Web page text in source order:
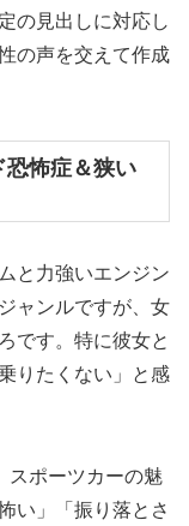
の見出しに対応し
の声を交えて作成
恐怖症＆狭い
と力強いエンジン
ャンルですが、女
です。特に彼女と
りたくない」と感
スポーツカーの魅
い」「振り落とさ